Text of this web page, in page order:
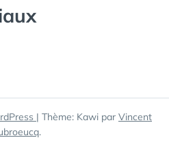
| Thème: Kawi par Vincent
.